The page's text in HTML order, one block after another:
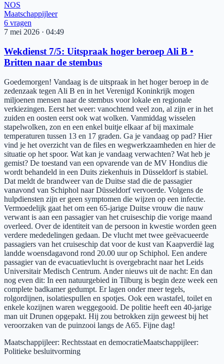
NOS
Maatschappijleer
6 vragen
7 mei 2026 · 04:49
Wekdienst 7/5: Uitspraak hoger beroep Ali B •
Britten naar de stembus
Goedemorgen! Vandaag is de uitspraak in het hoger beroep in de
zedenzaak tegen Ali B en in het Verenigd Koninkrijk mogen
miljoenen mensen naar de stembus voor lokale en regionale
verkiezingen. Eerst het weer: vanochtend veel zon, al zijn er in het
zuiden en oosten eerst ook wat wolken. Vanmiddag wisselen
stapelwolken, zon en een enkel buitje elkaar af bij maximale
temperaturen tussen 13 en 17 graden. Ga je vandaag op pad? Hier
vind je het overzicht van de files en wegwerkzaamheden en hier de
situatie op het spoor. Wat kan je vandaag verwachten? Wat heb je
gemist? De toestand van een opvarende van de MV Hondius die
wordt behandeld in een Duits ziekenhuis in Düsseldorf is stabiel.
Dat meldt de brandweer van de Duitse stad die de passagier
vanavond van Schiphol naar Düsseldorf vervoerde. Volgens de
hulpdiensten zijn er geen symptomen die wijzen op een infectie.
Vermoedelijk gaat het om een 65-jarige Duitse vrouw die nauw
verwant is aan een passagier van het cruiseschip die vorige maand
overleed. Over de identiteit van de persoon in kwestie worden geen
verdere mededelingen gedaan. De vlucht met twee geëvacueerde
passagiers van het cruiseschip dat voor de kust van Kaapverdië lag
landde woensdagavond rond 20.00 uur op Schiphol. Een andere
passagier van de evacuatievlucht is overgebracht naar het Leids
Universitair Medisch Centrum. Ander nieuws uit de nacht: En dan
nog even dit: In een natuurgebied in Tilburg is begin deze week een
complete badkamer gedumpt. Er lagen onder meer tegels,
rolgordijnen, isolatiespullen en spotjes. Ook een wastafel, toilet en
enkele kozijnen waren weggegooid. De politie heeft een 40-jarige
man uit Drunen opgepakt. Hij zou betrokken zijn geweest bij het
veroorzaken van de puinzooi langs de A65. Fijne dag!
Maatschappijleer: Rechtsstaat en democratieMaatschappijleer:
Politieke besluitvorming